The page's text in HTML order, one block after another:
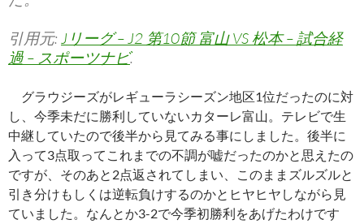
引用元: Jリーグ – J2 第10節 富山 VS 松本 – 試合経
過 – スポーツナビ.
グラウジーズがレギューラシーズン地区1位だったのに対
し、今季未だに勝利していないカターレ富山。テレビで生
中継していたので後半から見てみる事にしました。後半に
入って3点取ってこれまでの不調が嘘だったのかと思えたの
ですが、そのあと2点返されてしまい、このままズルズルと
引き分けもしくは逆転負けするのかとヒヤヒヤしながら見
ていました。なんとか3-2で今季初勝利をあげたわけです